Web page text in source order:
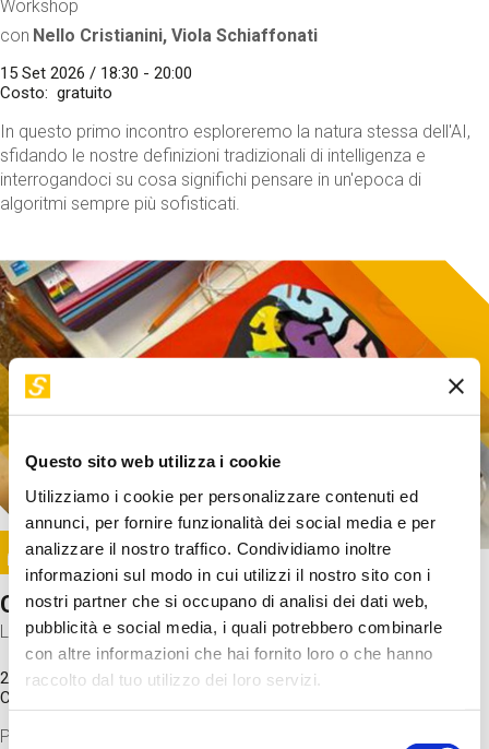
Questo sito web utilizza i cookie
Utilizziamo i cookie per personalizzare contenuti ed
annunci, per fornire funzionalità dei social media e per
analizzare il nostro traffico. Condividiamo inoltre
informazioni sul modo in cui utilizzi il nostro sito con i
nostri partner che si occupano di analisi dei dati web,
pubblicità e social media, i quali potrebbero combinarle
con altre informazioni che hai fornito loro o che hanno
raccolto dal tuo utilizzo dei loro servizi.
Selezione
Workshop
con Nello Cristianini, Viola Schiaffonati
15 Set 2026 / 18:30 - 20:00
Costo
gratuito
In questo primo incontro esploreremo la natura stessa dell'AI,
sfidando le nostre definizioni tradizionali di intelligenza e
interrogandoci su cosa significhi pensare in un'epoca di
algoritmi sempre più sofisticati.
Image
SUNDAY@STEP
Come funziona il cervello?
Laboratorio
20 Set 2026 / 11:15 - 13:00
Costo
Proveremo a costruire un cervello in cartoncino cercando di